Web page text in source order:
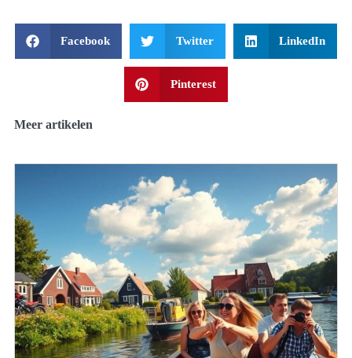
Facebook Twitter LinkedIn
Pinterest
Meer artikelen